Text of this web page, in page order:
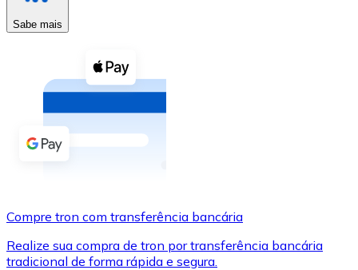
Cupons cripto
Comprar com dinheiro
Comprar com transferência bancária
Cartão de crédito / débito
Sabe mais
Compre tron com transferência bancária
Realize sua compra de tron por transferência bancária
tradicional de forma rápida e segura.